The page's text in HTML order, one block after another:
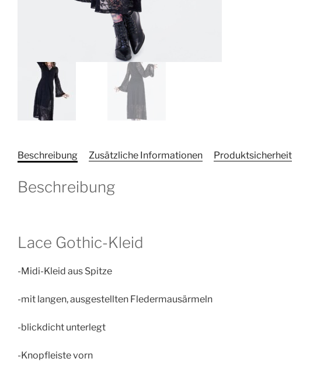
Beschreibung Zusätzliche Informationen Produktsicherheit
Beschreibung
Lace Gothic-Kleid
-Midi-Kleid aus Spitze
-mit langen, ausgestellten Fledermausärmeln
-blickdicht unterlegt
-Knopfleiste vorn